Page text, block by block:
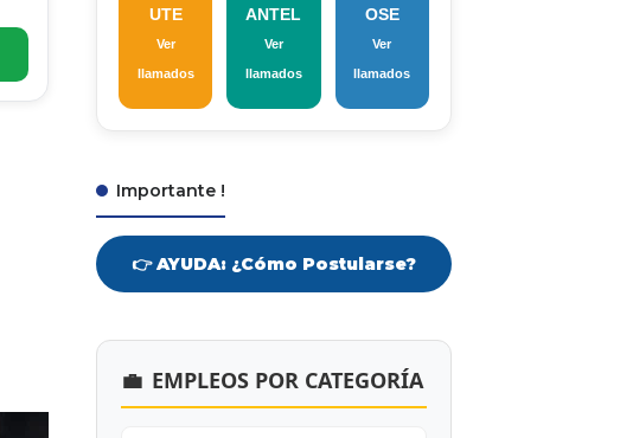
UTE
Ver
llamados
ANTEL
Ver
llamados
OSE
Ver
llamados
Importante !
👉 AYUDA: ¿Cómo Postularse?
💼 EMPLEOS POR CATEGORÍA